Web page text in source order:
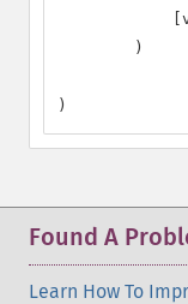
        )
)
Found A
Learn How To